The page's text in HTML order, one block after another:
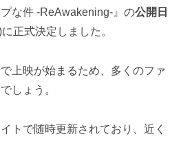
な件 -ReAwakening-』の公開日
正式決定しました。
上映が始まるため、多くのファ
しょう。
トで随時更新されており、近く